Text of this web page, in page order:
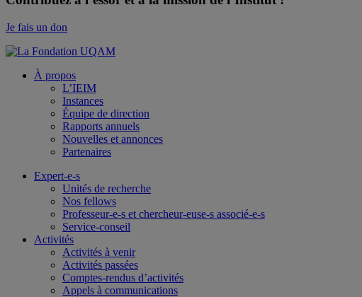
Je fais un don
À propos
L’IEIM
Instances
Équipe de direction
Rapports annuels
Nouvelles et annonces
Partenaires
Expert-e-s
Unités de recherche
Nos fellows
Professeur-e-s et chercheur-euse-s associé-e-s
Service-conseil
Activités
Activités à venir
Activités passées
Comptes-rendus d’activités
Appels à communications